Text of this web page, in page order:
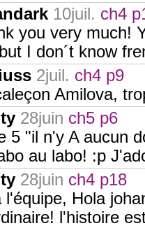
10juil. ch4
you very much!
I don´t know
2juil. ch4 p9
Amilova,
28juin ch5 p6
5 "il n'y A aucun
au labo! :p
28juin ch4 p18
l'équipe, Hola
l'histoire